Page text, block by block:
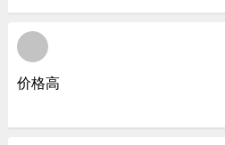
价格高